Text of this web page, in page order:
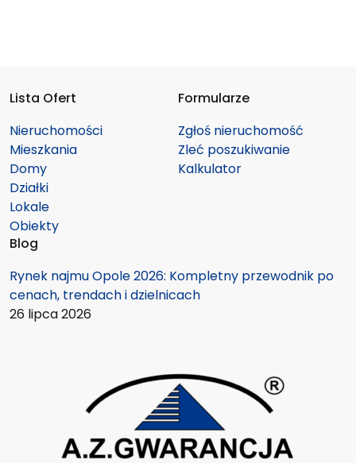
Lista Ofert
Nieruchomości
Mieszkania
Domy
Działki
Lokale
Obiekty
Formularze
Zgłoś nieruchomość
Zleć poszukiwanie
Kalkulator
Blog
Rynek najmu Opole 2026: Kompletny przewodnik po
cenach, trendach i dzielnicach
26 lipca 2026